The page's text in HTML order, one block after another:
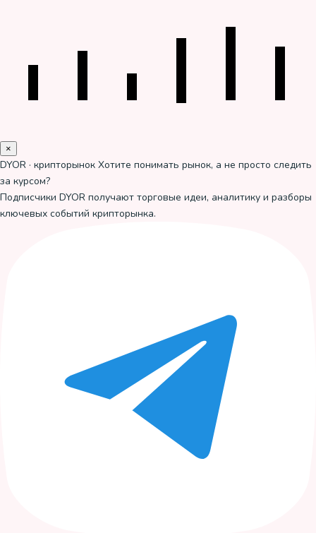
×
DYOR · крипторынок Хотите понимать рынок, а не просто следить
за курсом?
Подписчики DYOR получают торговые идеи, аналитику и разборы
ключевых событий крипторынка.